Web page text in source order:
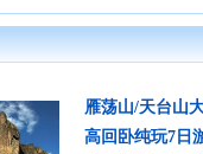
雁荡山/天台山
高回卧纯玩7日